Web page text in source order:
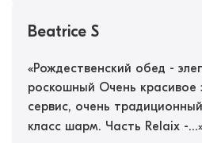
Beatrice S
«Рождественский обед -
роскошный Очень красивое
сервис, очень
класс шарм. Часть Relaix -...